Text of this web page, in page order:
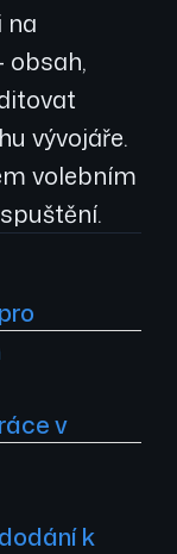
na
obsah,
vývojáře.
volebním
v
k